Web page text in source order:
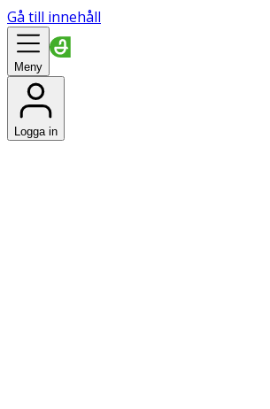
Gå till innehåll
Meny
Logga in